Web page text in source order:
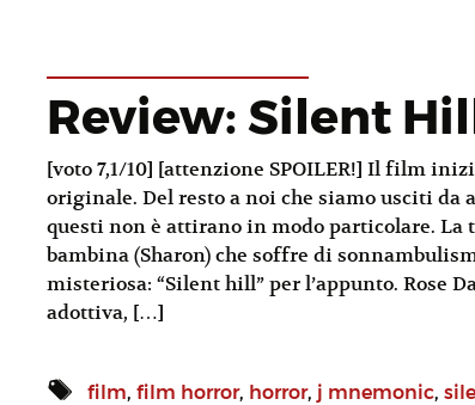
Review: Silent
[voto 7,1/10] [attenzione SPOILER!] Il film
originale. Del resto a noi che siamo usciti
questi non è attirano in modo particolare.
bambina (Sharon) che soffre di
misteriosa: “Silent hill” per l’appunto. Rose
adottiva, […]
film, film horror, horror, j mnemonic,